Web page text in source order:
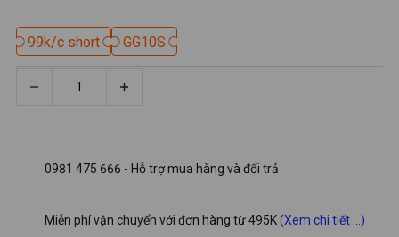
0981 475 666 - Hỗ trợ mua hàng và đổi trả
Miễn phí vận chuyển với đơn hàng từ 495K(Xem chi tiết ...)
99k/c short
99k/c short GG10S
GG10S